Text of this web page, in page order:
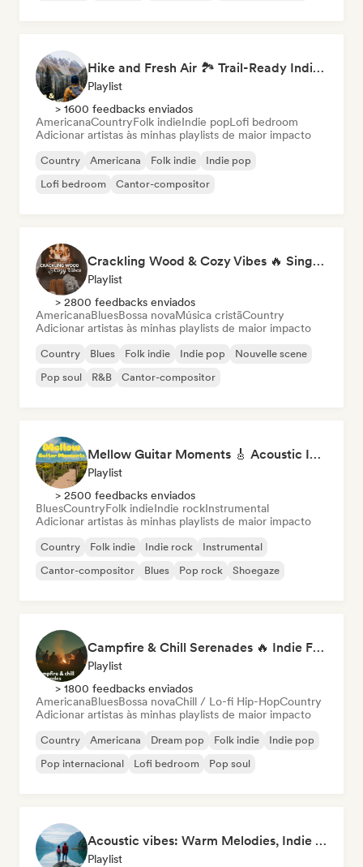
Hike and Fresh Air 🏞️ Trail-Ready Indie Folk & Acoustic
Playlist
> 1600 feedbacks enviados
AmericanaCountryFolk indieIndie popLofi bedroom
Adicionar artistas às minhas playlists de maior impacto
Country Americana Folk indie
Indie pop
Lofi bedroom
Cantor-compositor
Crackling Wood & Cozy Vibes 🔥 Singer-Songwriter, Dream Pop & Bedroom Pop
Playlist
> 2800 feedbacks enviados
AmericanaBluesBossa novaMúsica cristãCountry
Adicionar artistas às minhas playlists de maior impacto
Country Blues Folk indie Indie pop
Nouvelle scene
Pop soul
R&B Cantor-compositor
Mellow Guitar Moments 🎸 Acoustic Indie Folk & Singer-Songwriter
Playlist
> 2500 feedbacks enviados
BluesCountryFolk indieIndie rockInstrumental
Adicionar artistas às minhas playlists de maior impacto
Country Folk indie Indie rock
Instrumental
Cantor-compositor
Blues Pop rock Shoegaze
Campfire & Chill Serenades 🔥 Indie Folk, Acoustic & Singer-Songwriter
Playlist
> 1800 feedbacks enviados
AmericanaBluesBossa novaChill / Lo-fi Hip-HopCountry
Adicionar artistas às minhas playlists de maior impacto
Country Americana Dream pop Folk indie
Indie pop
Pop internacional
Lofi bedroom Pop soul
Acoustic vibes: Warm Melodies, Indie Folk & Singer-Songwriter 🏞️
Playlist